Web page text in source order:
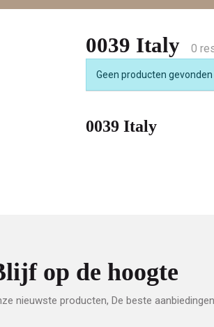
0039 Italy 0
Geen producten gevonden
0039 Italy
op de hoogte
nieuwste producten, De beste